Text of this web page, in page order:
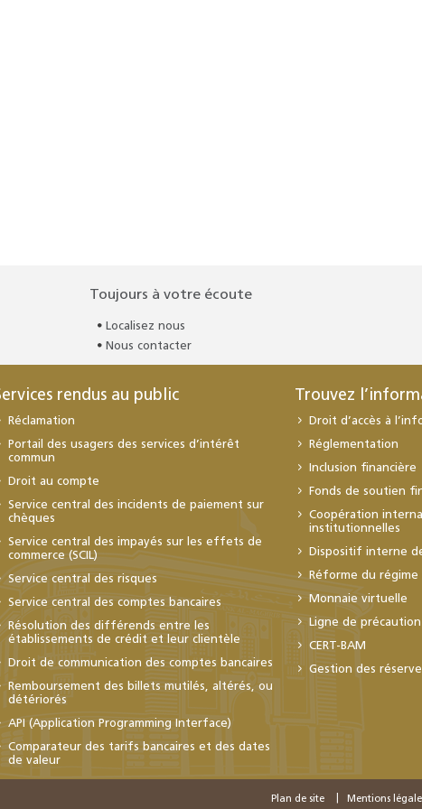
Toujours à votre écoute
Localisez nous
Nous contacter
rendus au public
Réclamation
Portail des usagers des services d’intérêt
commun
Droit au compte
Service central des incidents de paiement sur
chèques
Service central des impayés sur les effets de
commerce (SCIL)
Service central des risques
Service central des comptes bancaires
Résolution des différends entre les
établissements de crédit et leur clientèle
Droit de communication des comptes bancaires
Remboursement des billets mutilés, altérés, ou
détériorés
API (Application Programming Interface)
Comparateur des tarifs bancaires et des dates
de valeur
Trouvez
Droit d’accès à
Réglementation
Inclusion financière
Fonds de soutien
Coopération
institutionnelles
Dispositif interne de
Réforme du régime
Monnaie virtuelle
Ligne de
CERT-BAM
Gestion des
Plan de site Mentions